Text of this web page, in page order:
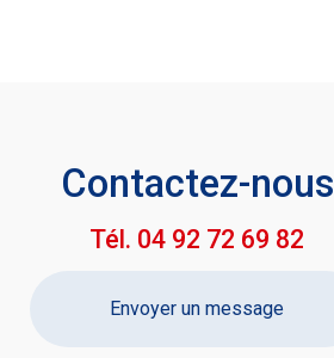
Contactez-nous
Tél. 04 92 72 69 82
Envoyer un message